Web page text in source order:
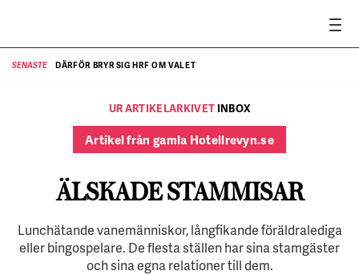
SENASTE DÄRFÖR BRYR SIG HRF OM VALET
UR ARTIKELARKIVET INBOX
Artikel från gamla Hotellrevyn.se
ÄLSKADE STAMMISAR
Lunchätande vanemänniskor, långfikande föräldralediga
eller bingospelare. De flesta ställen har sina stamgäster
och sina egna relationer till dem.